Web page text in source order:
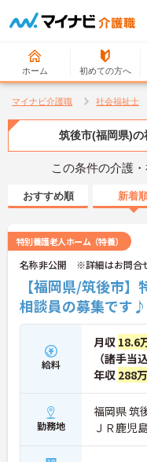
ホーム 初めての方へ
マイナビ介護職 社会福祉士
筑後市(福岡県)の
この条件の介護
おすすめ順 新着
特別養護老人ホーム（特養）
名称非公開 ※詳細はお問合
【福岡県/筑後市
相談員の募集で
給料
月収 18.6
（諸手当込
年収 288
勤務地
福岡県 筑
ＪＲ鹿児